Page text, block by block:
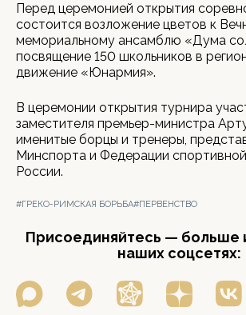
Перед церемонией открытия
состоится возложение цветов к
мемориальному ансамблю «Дума
посвящение 150 школьников в
движение «Юнармия».
В церемонии открытия турнира
заместителя премьер-министра
именитые борцы и тренеры,
Минспорта и Федерации
России.
#ГРЕКО-РИМСКАЯ БОРЬБА#ПЕРВЕНСТВО
Присоединяйтесь — больше
наших соцсетях: